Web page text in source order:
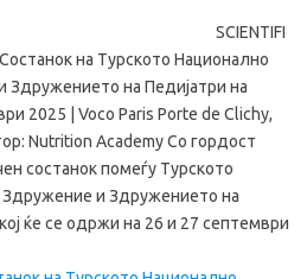
SCIENTIFI
на Турското Национално
Здружението на Педијатри на
2025 | Voco Paris Porte de Clichy,
Nutrition Academy Со гордост
состанок помеѓу Турското
Здружение и Здружението на
ќе се одржи на 26 и 27 септември